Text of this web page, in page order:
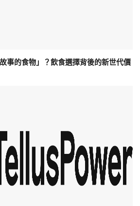
事的食物」？飲食選擇背後的新世代價